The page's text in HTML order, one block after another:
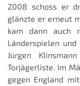
2008 schoss er
glänzte er erneut
kam dann auch
Länderspielen
Jürgen
Torjägerliste. Im
gegen England